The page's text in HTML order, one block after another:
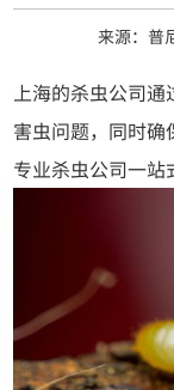
来源：普
上海的杀虫公司
害虫问题，同时
专业杀虫公司一站